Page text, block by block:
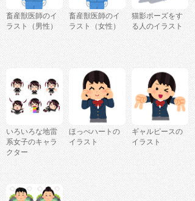
畜産獣医師のイ
ラスト（男性）
畜産獣医師のイ
ラスト（女性）
猫影ポーズをす
る人のイラスト
いろいろな地雷
系女子のキャラ
クター
ほっぺハートの
イラスト
ギャルピースの
イラスト